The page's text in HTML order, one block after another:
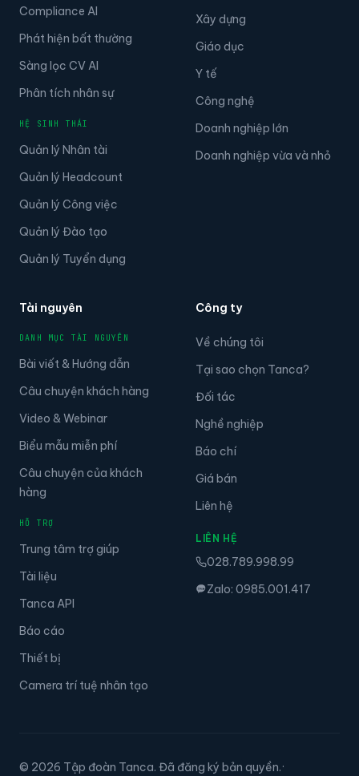
Compliance AI
Phát hiện bất thường
Sàng lọc CV AI
Phân tích nhân sự
HỆ SINH THÁI
Quản lý Nhân tài
Quản lý Headcount
Quản lý Công việc
Quản lý Đào tạo
Quản lý Tuyển dụng
Xây dựng
Giáo dục
Y tế
Công nghệ
Doanh nghiệp lớn
Doanh nghiệp vừa và nhỏ
Tài nguyên
DANH MỤC TÀI NGUYÊN
Bài viết & Hướng dẫn
Câu chuyện khách hàng
Video & Webinar
Biểu mẫu miễn phí
Câu chuyện của khách
hàng
HỖ TRỢ
Trung tâm trợ giúp
Tài liệu
Tanca API
Báo cáo
Thiết bị
Camera trí tuệ nhân tạo
Công ty
Về chúng tôi
Tại sao chọn Tanca?
Đối tác
Nghề nghiệp
Báo chí
Giá bán
Liên hệ
LIÊN HỆ
028.789.998.99
Zalo: 0985.001.417
© 2026 Tập đoàn Tanca. Đã đăng ký bản quyền.·